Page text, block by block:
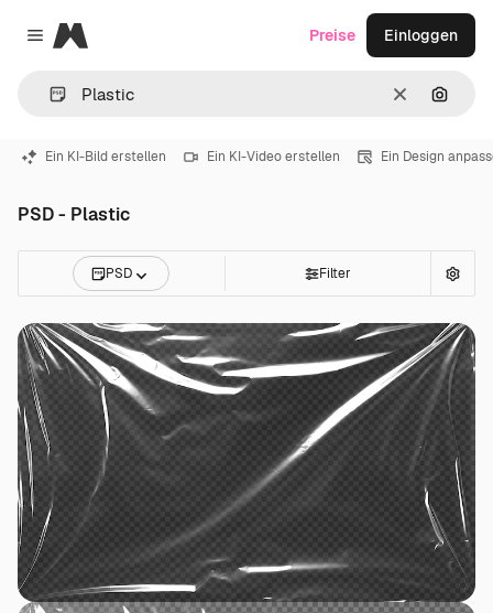
Close menu
Magnific
LöschenNach
Preise Einloggen
Ein KI-Bild erstellen Ein KI-Video erstellen Ein Design
PSD - Plastic
PSD Filter